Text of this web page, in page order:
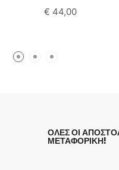
€ 44,00
ΟΛΕΣ ΟΙ
ΜΕΤΑΦΟΡΙΚΗ!